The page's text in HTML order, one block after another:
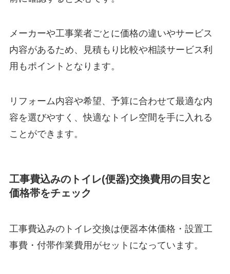
メーカーや工事業者ごとに価格の違いやサービス
内容があるため、見積もり比較や相談サービス利
用もポイントとなります。
リフォーム内容や希望、予算に合わせて最適な内
容を選びやすく、快適なトイレ空間を手に入れる
ことができます。
工事費込みのトイレ(便器)交換費用の目安と
価格帯をチェック
工事費込みのトイレ交換は便器本体価格・設置工
事費・付帯作業費用がセットになっています。